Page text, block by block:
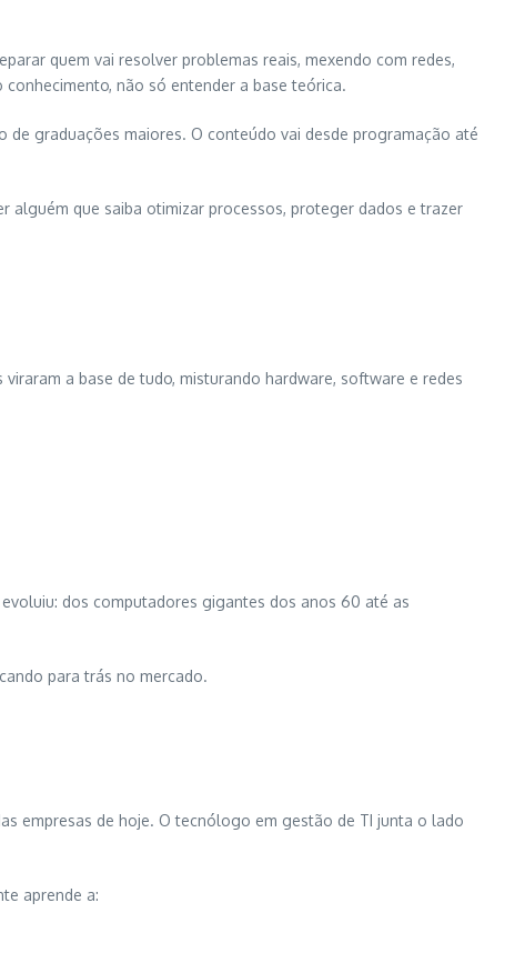
quem vai resolver problemas reais, mexendo com redes,
não só entender a base teórica.
graduações maiores. O conteúdo vai desde programação até
alguém que saiba otimizar processos, proteger dados e trazer
a base de tudo, misturando hardware, software e redes
dos computadores gigantes dos anos 60 até as
para trás no mercado.
empresas de hoje. O tecnólogo em gestão de TI junta o lado
aprende a: